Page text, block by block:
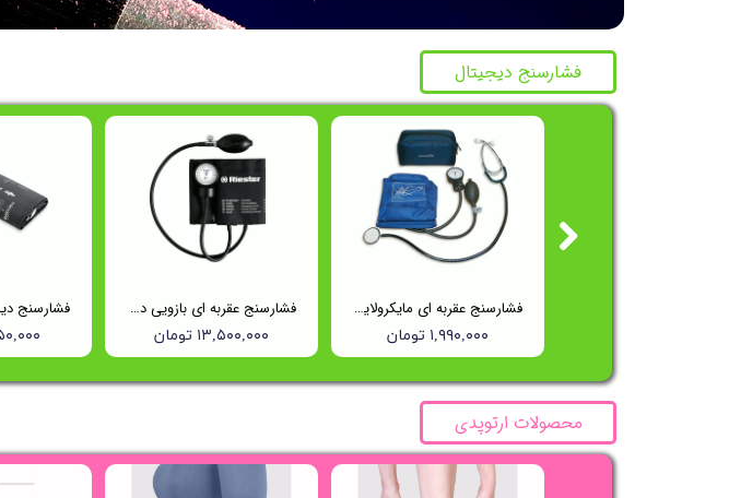
فشارسنج عقربه ای بازویی دوشلنگه ریشتر (Reister) مدل 1350
۱۳,۵۰۰,۰۰۰ تومان
فشارسنج عقربه ای مایکرولایف (Microlife) مدل BP AG1-20
۱,۹۹۰,۰۰۰ تومان
فشارسنج دیجیتال
جشنواره فروش ویژه به
جشنواره فروش ویژه به
جشنواره فروش ویژه به
محصولات ارتوپدی